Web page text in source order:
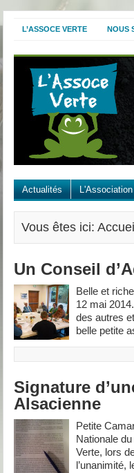
L’ASSOCE VERTE NOUS
Actualités L'Association
Vous êtes ici:
Un Conseil
Belle et
12 mai
des autres
belle petite
Signature
Alsacienne
Petite
Nationale
Verte, lors